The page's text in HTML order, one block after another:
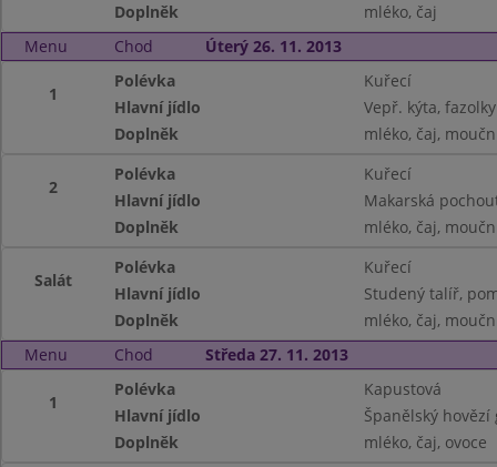
Doplněk
mléko, čaj
Menu
Chod Úterý 26. 11. 2013
1
Polévka
Kuřecí
Hlavní jídlo
Vepř. kýta,
Doplněk
mléko, čaj,
2
Polévka
Kuřecí
Hlavní jídlo
Makarská
Doplněk
mléko, čaj,
Salát
Polévka
Kuřecí
Hlavní jídlo
Studený talíř,
Doplněk
mléko, čaj,
Menu
Chod Středa 27. 11. 2013
1
Polévka
Kapustová
Hlavní jídlo
Španělský hovězí
Doplněk
mléko, čaj, ovoce